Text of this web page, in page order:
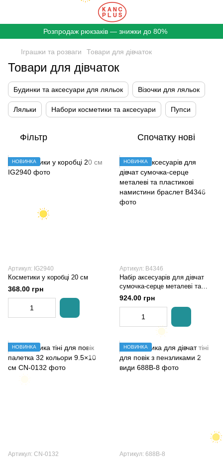
Розпродаж рюкзаків — знижки до 80%
Іграшки та розваги Товари для дівчаток
Товари для дівчаток
Будинки та аксесуари для ляльок Візочки для ляльок
Ляльки Набори косметики та аксесуари Пупси
Фільтр Спочатку нові
НОВИНКА
Артикул: IG2940
Косметики у коробці 20 см
368.00 грн
НОВИНКА
Артикул: B4346
Набір аксесуарів для дівчат
сумочка-серце металеві та
пластикові намистини браслет
924.00 грн
НОВИНКА
Артикул: CN-0132
НОВИНКА
Артикул: 688В-8